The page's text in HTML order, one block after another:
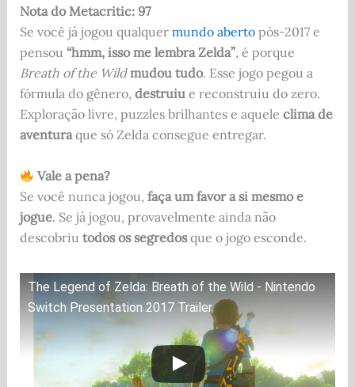
Nota do Metacritic: 97
Se você já jogou qualquer mundo abertopós-2017 e
pensou “hmm, isso me lembra Zelda”, é porque
Breath of the Wild mudou tudo. Esse jogo pegou a
fórmula do gênero, destruiue reconstruiu do zero.
Exploração livre, puzzles brilhantes e aquele clima de
aventuraque só Zelda consegue entregar.
Vale a pena?
Se você nunca jogou, faça um favor a si mesmo e
jogue. Se já jogou, provavelmente ainda não
descobriu todos os segredosque o jogo esconde.
The Legend of Zelda: Breath of the Wild - Nintendo
Switch Presentation 2017 Trailer